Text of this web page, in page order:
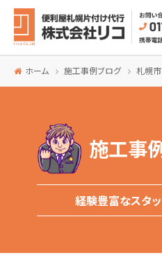
ホーム 施工事例ブログ 札幌市
施工事
経験豊富なスタ